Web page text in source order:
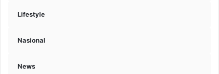
Lifestyle
Nasional
News